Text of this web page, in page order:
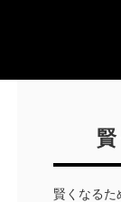
賢くなるた